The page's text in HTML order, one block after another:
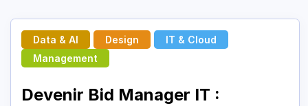
Data & AI Design
IT & Cloud
Management
Devenir Bid Manager IT :